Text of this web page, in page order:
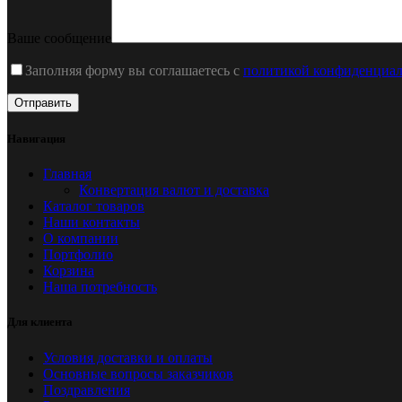
Ваше сообщение
Заполняя форму вы соглашаетесь с политикой
Навигация
Главная
Конвертация валют и доставка
Каталог товаров
Наши контакты
О компании
Портфолио
Корзина
Наша потребность
Для клиента
Условия доставки и оплаты
Основные вопросы заказчиков
Поздравления